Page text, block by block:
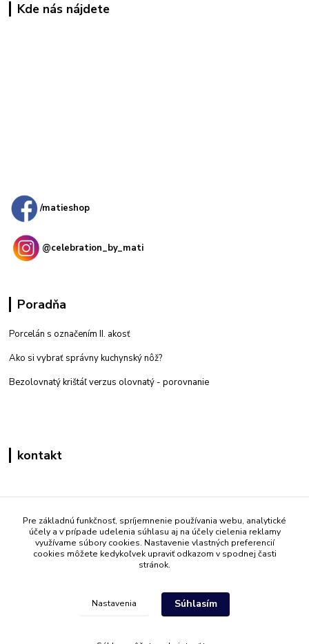
Kde nás nájdete
/matieshop
@celebration_by_mati
Poradňa
Porcelán s označením II. akosť
Ako si vybrať správny kuchynský nôž?
Bezolovnatý krištáľ verzus olovnatý - porovnanie
kontakt
+421 908 861 051
(Po - Pia 7:30-15:30)
info@mati.sk
Pre základnú funkčnosť, spríjemnenie používania webu, analytické
účely a v prípade udelenia súhlasu aj na účely cielenia reklamy
využívame súbory cookies. Nastavenie vlastných preferencií
cookies môžete kedykoľvek upraviť odkazom v spodnej časti
stránok.
Nastavenia Súhlasím